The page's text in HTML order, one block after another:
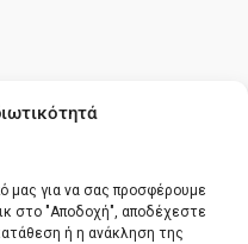
μας για να σας προσφέρουμε
στο "Αποδοχή", αποδέχεστε
ή η ανάκληση της